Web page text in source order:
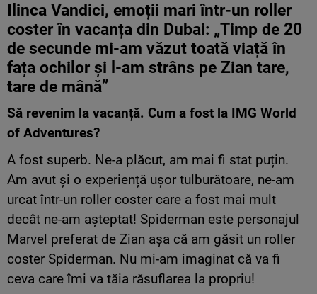
Ilinca Vandici, emoții mari într-un roller
costerîn vacanța din Dubai: „Timp de 20
de secunde mi-am văzut toată viață în
fața ochilor și l-am strâns pe Zian tare,
tare de mână”
Să revenim la vacanță. Cum a fost la IMG World
of Adventures?
A fost superb. Ne-a plăcut, am mai fi stat puțin.
Am avut și o experiență ușor tulburătoare, ne-am
urcat într-un roller coster care a fost mai mult
decât ne-am așteptat! Spiderman este personajul
Marvel preferat de Zian așa că am găsit un roller
coster Spiderman. Nu mi-am imaginat că va fi
ceva care îmi va tăia răsuflarea la propriu!